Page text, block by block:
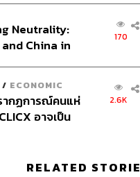
ABOUT THE
THE STANDARD
ทีมงาน THE
Neutrality:
China in
170
/ ECONOMIC
ากฏการณ์คนแห่
อาจเป็น
2.6K
RELATED